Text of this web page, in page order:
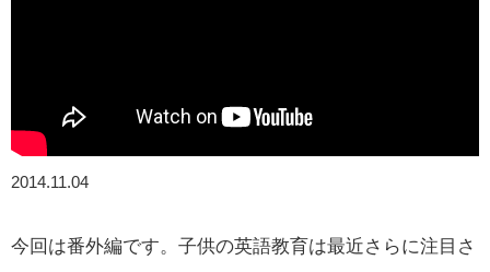
2014.11.04
今回は番外編です。子供の英語教育は最近さらに注目さ